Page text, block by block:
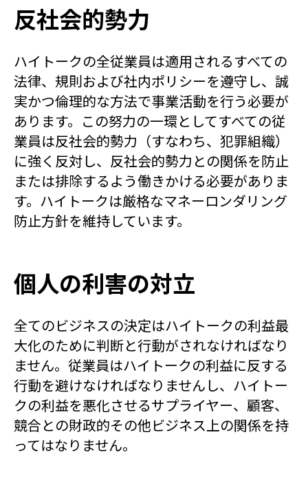
反社会的勢力
ハイトークの全従業員は適用されるすべての
法律、規則および社内ポリシーを遵守し、誠
実かつ倫理的な方法で事業活動を行う必要が
あります。この努力の一環としてすべての従
業員は反社会的勢力（すなわち、犯罪組織）
に強く反対し、反社会的勢力との関係を防止
または排除するよう働きかける必要がありま
す。ハイトークは厳格なマネーロンダリング
防止方針を維持しています。
個人の利害の対立
全てのビジネスの決定はハイトークの利益最
大化のために判断と行動がされなければなり
ません。従業員はハイトークの利益に反する
行動を避けなければなりませんし、ハイトー
クの利益を悪化させるサプライヤー、顧客、
競合との財政的その他ビジネス上の関係を持
ってはなりません。